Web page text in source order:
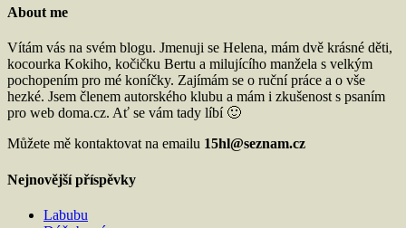
About me
Vítám vás na svém blogu. Jmenuji se Helena, mám dvě krásné děti,
kocourka Kokiho, kočičku Bertu a milujícího manžela s velkým
pochopením pro mé koníčky. Zajímám se o ruční práce a o vše
hezké. Jsem členem autorského klubu a mám i zkušenost s psaním
pro web doma.cz. Ať se vám tady líbí 🙂
Můžete mě kontaktovat na emailu 15hl@seznam.cz
Nejnovější příspěvky
Labubu